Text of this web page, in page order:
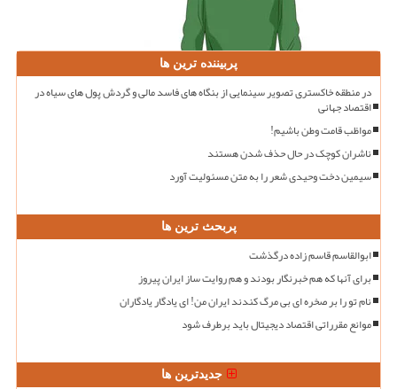
پربیننده ترین ها
در منطقه خاکستری تصویر سینمایی از بنگاه های فاسد مالی و گردش پول های سیاه در
اقتصاد جهانی
مواظب قامت وطن باشیم!
ناشران کوچک در حال حذف شدن هستند
سیمین دخت وحیدی شعر را به متن مسئولیت آورد
پربحث ترین ها
ابوالقاسم قاسم زاده درگذشت
برای آنها که هم خبرنگار بودند و هم روایت ساز ایران پیروز
نام تو را بر صخره ای بی مرگ کندند ایران من! ای یادگار یادگاران
موانع مقرراتی اقتصاد دیجیتال باید برطرف شود
جدیدترین ها